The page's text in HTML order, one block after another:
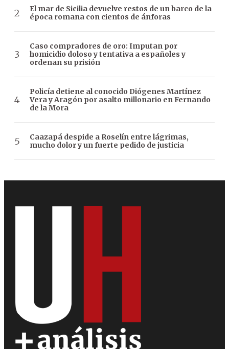
El mar de Sicilia devuelve restos de un barco de la
época romana con cientos de ánforas
Caso compradores de oro: Imputan por
homicidio doloso y tentativa a españoles y
ordenan su prisión
Policía detiene al conocido Diógenes Martínez
Vera y Aragón por asalto millonario en Fernando
de la Mora
Caazapá despide a Roselín entre lágrimas,
mucho dolor y un fuerte pedido de justicia